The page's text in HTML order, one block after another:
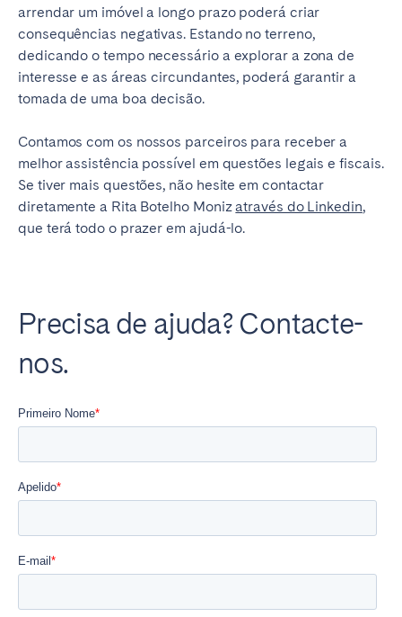
arrendar um imóvel a longo prazo poderá criar
consequências negativas. Estando no terreno,
dedicando o tempo necessário a explorar a zona de
interesse e as áreas circundantes, poderá garantir a
tomada de uma boa decisão.
Contamos com os nossos parceiros para receber a
melhor assistência possível em questões legais e fiscais.
Se tiver mais questões, não hesite em contactar
diretamente a Rita Botelho Monizatravés do Linkedin,
que terá todo o prazer em ajudá-lo.
Precisa de ajuda? Contacte-
nos.